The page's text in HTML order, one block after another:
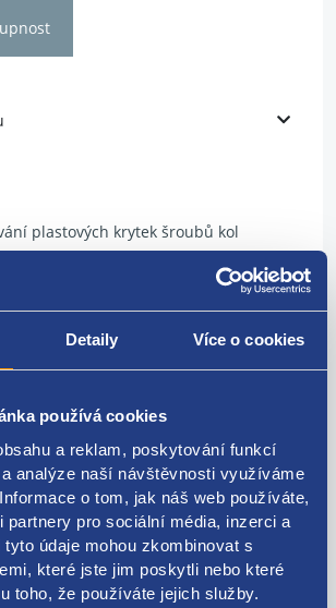
Detaily Více o cookies
používá cookies
a reklam, poskytování funkcí
analýze naší návštěvnosti využíváme
o tom, jak náš web používáte,
pro sociální média, inzerci a
údaje mohou zkombinovat s
které jste jim poskytli nebo které
toho, že používáte jejich služby.
plastových krytek šroubů kol
8D0012244A
2007